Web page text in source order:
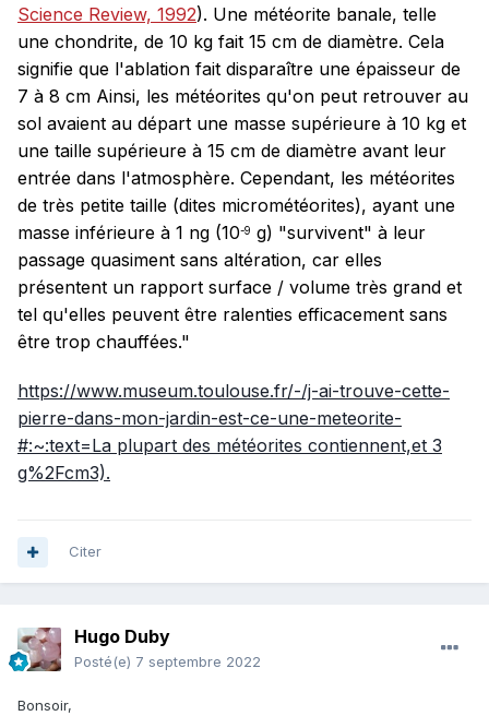
Science Review, 1992). Une météorite banale, telle
une chondrite, de 10 kg fait 15 cm de diamètre. Cela
signifie que l'ablation fait disparaître une épaisseur de
7 à 8 cm Ainsi, les météorites qu'on peut retrouver au
sol avaient au départ une masse supérieure à 10 kg et
une taille supérieure à 15 cm de diamètre avant leur
entrée dans l'atmosphère. Cependant, les météorites
de très petite taille (dites micrométéorites), ayant une
masse inférieure à 1 ng (10-9 g) "survivent" à leur
passage quasiment sans altération, car elles
présentent un rapport surface / volume très grand et
tel qu'elles peuvent être ralenties efficacement sans
être trop chauffées."
https://www.museum.toulouse.fr/-/j-ai-trouve-cette-
pierre-dans-mon-jardin-est-ce-une-meteorite-
#:~:text=La plupart des météorites contiennent,et 3
g%2Fcm3).
Citer
Hugo Duby
Posté(e) 7 septembre 2022
Bonsoir,